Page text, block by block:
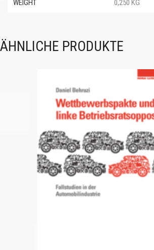
WEIGHT 0,250 KG
ÄHNLICHE PRODUKTE